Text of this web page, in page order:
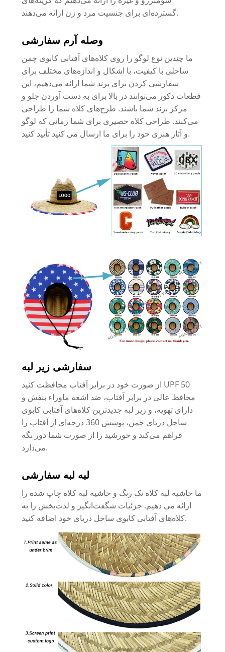
گسترده‌ای برای جنسیت مرد و زن ارائه می‌دهند.
وصله آرم سفارشی
ما چندین نوع لوگو را روی کلاه‌های آفتابی کابوی چمن
ساحلی با کیفیت، با اشکال و اندازه‌های مختلف برای
سفارشی کردن برای برند شما ارائه می‌دهیم، این
قطعات دکور می‌توانند در بالا برای به دست آوردن جلو و
مرکز برند شما باشند. طرح‌های کلاه شما را طراحی
می‌کنند. طراحی کلاه حصیری برای شما زمانی که لوگو
و آثار هنری خود را برای ما ارسال می کنید تأیید کنید.
سفارشی زیر لبه
از صورت خود در برابر آفتاب محافظت کنید UPF 50
محافظ عالی در برابر آفتاب، ضد اشعه ماوراء بنفش و
دارای تهویه، و زیر لبه جدیدترین کلاه‌های آفتابی کابوی
ساحل دریای چمن، پوشش 360 درجه‌ای از آفتاب را
فراهم می‌کند و خورشید را از صورت شما دور نگه
می‌دارد.
لبه لبه سفارشی
ما حاشیه لبه کلاه تک رنگ و حاشیه لبه کلاه چاپ شده را
ارائه می دهیم. جزئیات شگفت‌انگیز و لذت‌بخش را به
کلاه‌های آفتابی کابوی ساحل دریای خود اضافه کنید.